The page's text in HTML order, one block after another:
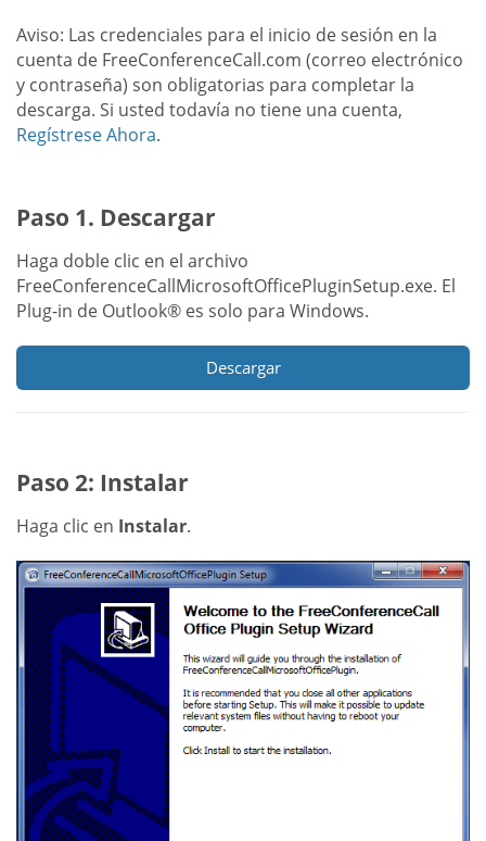
Aviso: Las credenciales para el inicio de sesión en la
cuenta de FreeConferenceCall.com (correo electrónico
y contraseña) son obligatorias para completar la
descarga. Si usted todavía no tiene una cuenta,
Regístrese Ahora.
Paso 1. Descargar
Haga doble clic en el archivo
FreeConferenceCallMicrosoftOfficePluginSetup.exe. El
Plug-in de Outlook® es solo para Windows.
Descargar
Paso 2: Instalar
Haga clic en Instalar.